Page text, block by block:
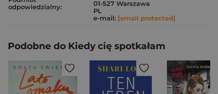
odpowiedzialny:
01-527 Warszawa
PL
e-mail: [email protected]
Podobne do Kiedy cię spotkałam